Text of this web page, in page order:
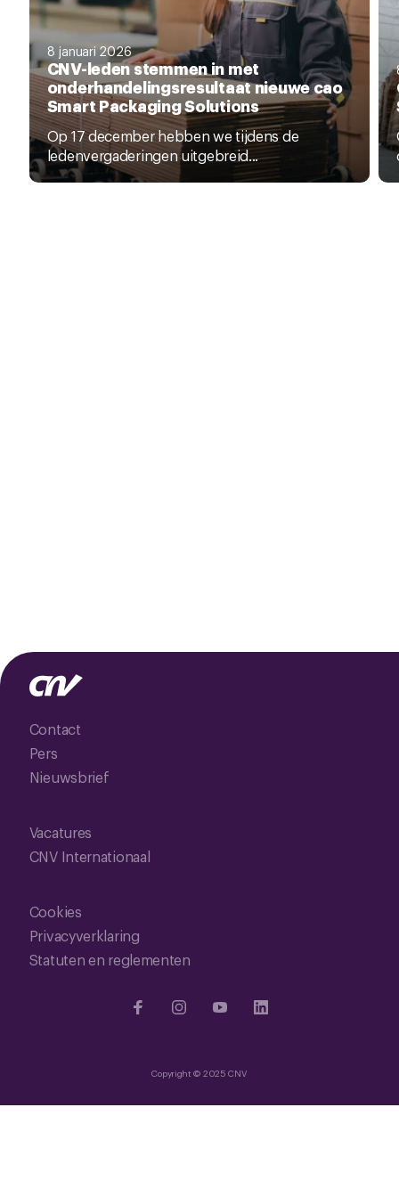
8 januari 2026
CNV-leden stemmen in met
onderhandelingsresultaat nieuwe cao
Smart Packaging Solutions
Op 17 december hebben we tijdens de
ledenvergaderingen uitgebreid...
Contact
Pers
Nieuwsbrief
Vacatures
CNV Internationaal
Cookies
Privacyverklaring
Statuten en reglementen
Copyright © 2025 CNV